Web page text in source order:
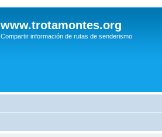
www.trotamontes.org
Compartir información de rutas de senderismo